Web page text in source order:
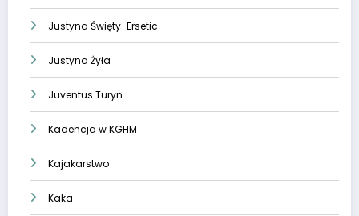
Justyna Święty-Ersetic
Justyna Żyła
Juventus Turyn
Kadencja w KGHM
Kajakarstwo
Kaka